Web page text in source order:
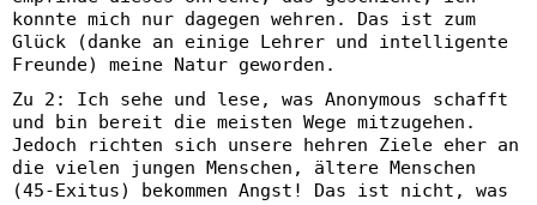
konnte mich nur dagegen wehren. Das ist zum
Glück (danke an einige Lehrer und intelligente
Freunde) meine Natur geworden.
Zu 2: Ich sehe und lese, was Anonymous schafft
und bin bereit die meisten Wege mitzugehen.
Jedoch richten sich unsere hehren Ziele eher an
die vielen jungen Menschen, ältere Menschen
(45-Exitus) bekommen Angst! Das ist nicht, was